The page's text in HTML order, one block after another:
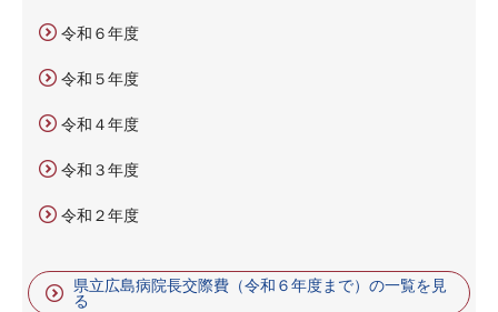
令和６年度
令和５年度
令和４年度
令和３年度
令和２年度
県立広島病院長交際費（令和６年度まで）の一覧を見
る